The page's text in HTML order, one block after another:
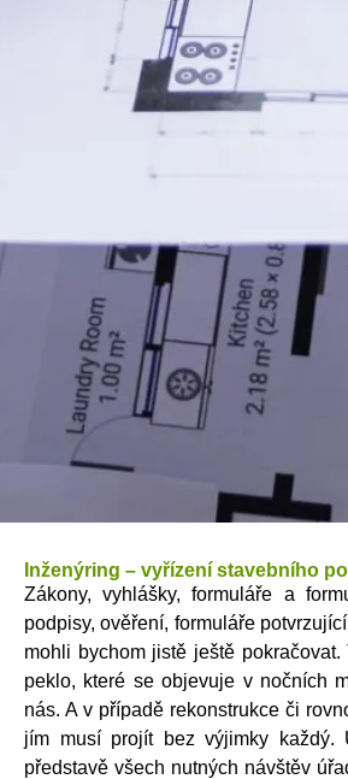
Inženýring – vyřízení stavebního
Zákony, vyhlášky, formuláře a
podpisy, ověření, formuláře
mohli bychom jistě ještě
peklo, které se objevuje v nočních
nás. A v případě rekonstrukce či
jím musí projít bez výjimky
představě všech nutných návštěv